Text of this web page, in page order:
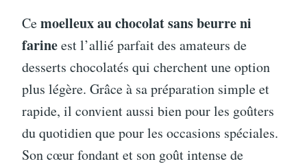
Cemoelleux au chocolat sans beurre ni
farineest l’allié parfait des amateurs de
desserts chocolatés qui cherchent une option
plus légère. Grâce à sa préparation simple et
rapide, il convient aussi bien pour les goûters
du quotidien que pour les occasions spéciales.
Son cœur fondant et son goût intense de